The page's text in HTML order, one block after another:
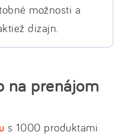
možnosti a
dizajn.
na prenájom
s 1000 produktami